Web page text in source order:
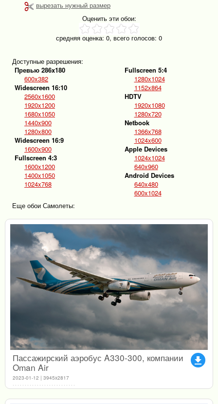
вырезать нужный размер
Оценить эти обои:
средняя оценка: 0, всего голосов: 0
Доступные разрешения:
Превью 286x180
600x382
Widescreen 16:10
2560x1600
1920x1200
1680x1050
1440x900
1280x800
Widescreen 16:9
1600x900
Fullscreen 4:3
1600x1200
1400x1050
1024x768
Fullscreen 5:4
1280x1024
1152x864
HDTV
1920x1080
1280x720
Netbook
1366x768
1024x600
Apple Devices
1024x1024
640x960
Android Devices
640x480
600x1024
Еще обои Самолеты:
file_download
Пассажирский аэробус A330-300, компании
Oman Air
2023-01-12 | 3945x2817